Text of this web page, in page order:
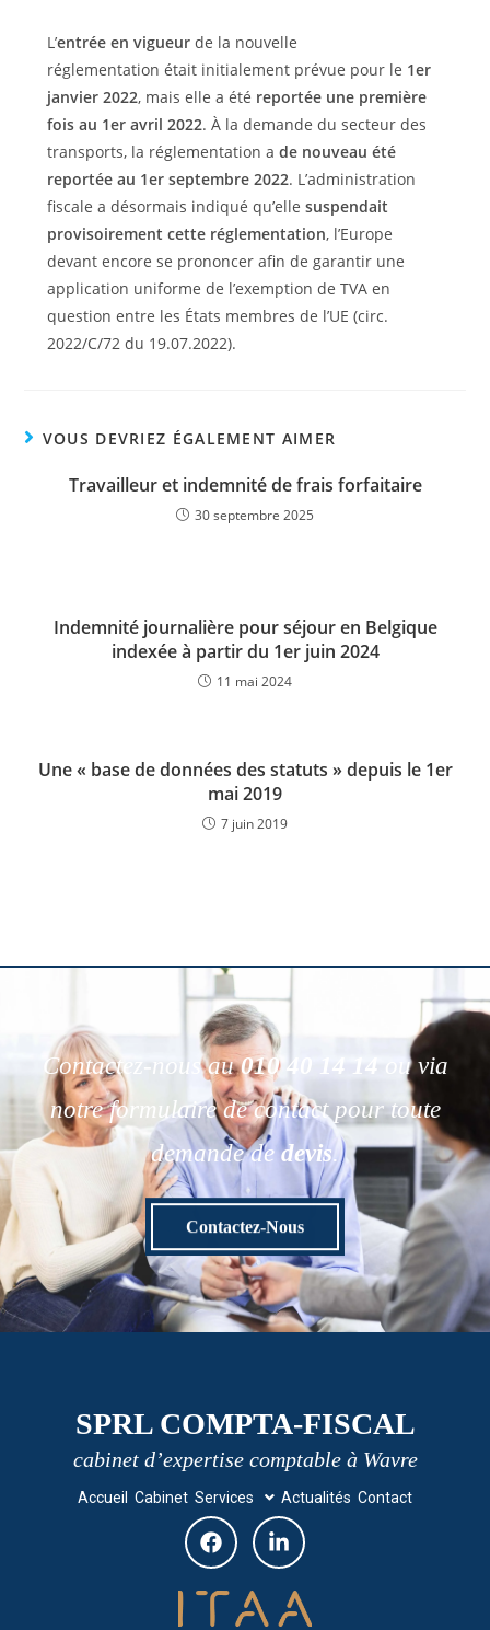
L’entrée en vigueurde la nouvelle
réglementation était initialement prévue pour le 1er
janvier 2022, mais elle a été reportée une première
fois au 1er avril 2022. À la demande du secteur des
transports, la réglementation a de nouveau été
reportée au 1er septembre 2022. L’administration
fiscale a désormais indiqué qu’elle suspendait
provisoirement cette réglementation, l’Europe
devant encore se prononcer afin de garantir une
application uniforme de l’exemption de TVA en
question entre les États membres de l’UE (circ.
2022/C/72 du 19.07.2022).
VOUS DEVRIEZ ÉGALEMENT AIMER
Travailleur et indemnité de frais forfaitaire
30 septembre 2025
Indemnité journalière pour séjour en Belgique
indexée à partir du 1er juin 2024
11 mai 2024
Une « base de données des statuts » depuis le 1er
mai 2019
7 juin 2019
Contactez-nous au010 40 14 14
ou via
notre formulaire de contact pour toute
demande de devis.
Contactez-Nous
SPRL COMPTA-FISCAL
cabinet d’expertise comptable à Wavre
Accueil Cabinet Services Actualités Contact